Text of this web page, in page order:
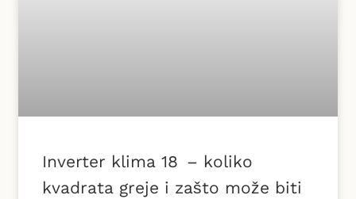
Inverter klima 18 – koliko
kvadrata greje i zašto može biti